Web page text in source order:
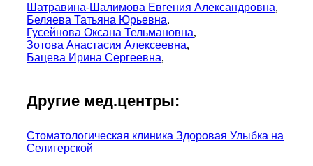
Шатравина-Шалимова Евгения Александровна,
Беляева Татьяна Юрьевна,
Гусейнова Оксана Тельмановна,
Зотова Анастасия Алексеевна,
Бацева Ирина Сергеевна,
Другие мед.центры:
Стоматологическая клиника Здоровая Улыбка на
Селигерской